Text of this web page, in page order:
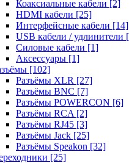
Коаксиальные кабели [2]
HDMI кабели [25]
Интерфейсные кабели [14]
USB кабели / удлинители
Силовые кабели [1]
Аксессуары [1]
[102]
Разъёмы XLR [27]
Разъёмы BNC [7]
Разъёмы POWERCON [6]
Разъёмы RCA [2]
Разъёмы RJ45 [3]
Разъёмы Jack [25]
Разъёмы Speakon [32]
[25]